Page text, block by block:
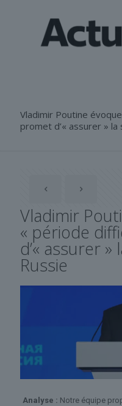
Vladimir Poutine
promet d’« assurer »
Vladimir
« période
d’« assurer
Russie
Analyse : Notre équipe